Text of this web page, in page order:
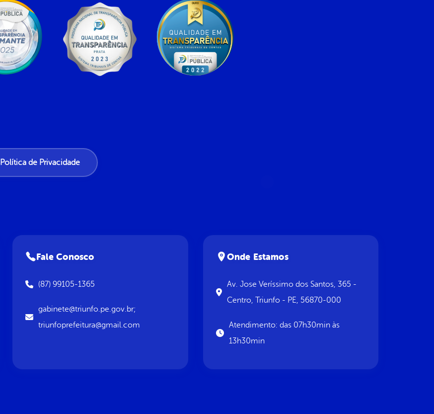
Política de Privacidade
Fale Conosco
(87) 99105-1365
gabinete@triunfo.pe.gov.br;
triunfoprefeitura@gmail.com
Onde Estamos
Av. Jose Veríssimo dos Santos, 365 -
Centro, Triunfo - PE, 56870-000
Atendimento: das 07h30min às
13h30min